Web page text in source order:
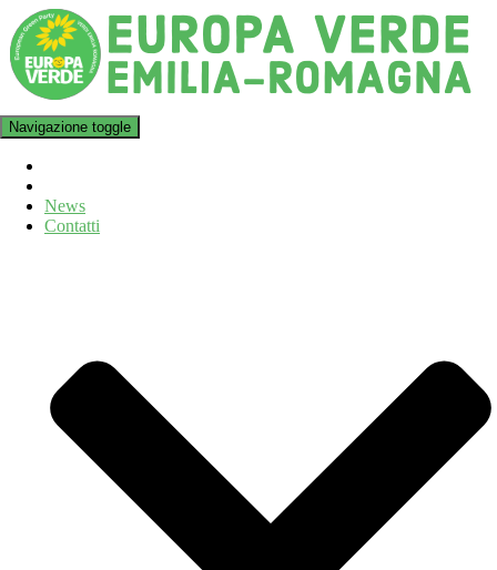
Navigazione toggle
News
Contatti